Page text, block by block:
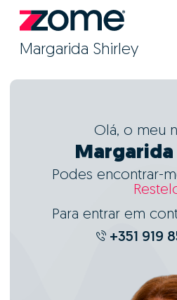
Margarida Shirley
Olá, o meu
Margarida
Podes encontrar-
Para entrar em
+351 919